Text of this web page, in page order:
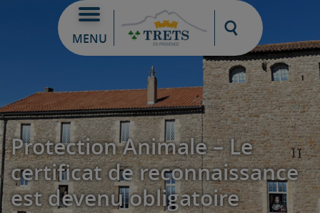
MENU
Moteur de
Protection Animale – Le
certificat de reconnaissance
est devenu obligatoire